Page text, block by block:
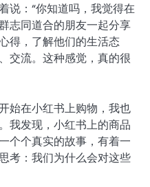
说：“你知道吗，我觉得在
志同道合的朋友一起分享
得，了解他们的生活态
交流。这种感觉，真的很
始在小红书上购物，我也
我发现，小红书上的商品
个个真实的故事，有着一
考：我们为什么会对这些